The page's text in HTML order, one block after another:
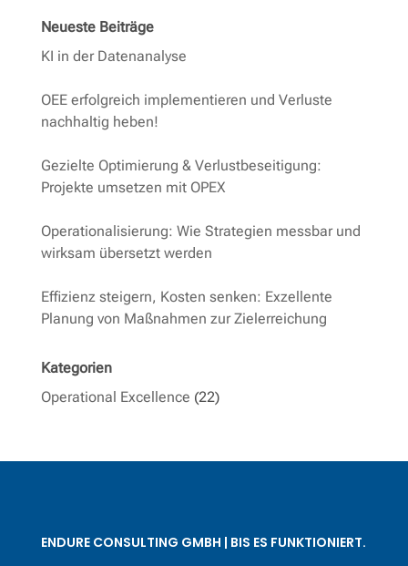
Neueste Beiträge
KI in der Datenanalyse
OEE erfolgreich implementieren und Verluste
nachhaltig heben!
Gezielte Optimierung & Verlustbeseitigung:
Projekte umsetzen mit OPEX
Operationalisierung: Wie Strategien messbar und
wirksam übersetzt werden
Effizienz steigern, Kosten senken: Exzellente
Planung von Maßnahmen zur Zielerreichung
Kategorien
Operational Excellence (22)
ENDURE CONSULTING GMBH | BIS ES FUNKTIONIERT.